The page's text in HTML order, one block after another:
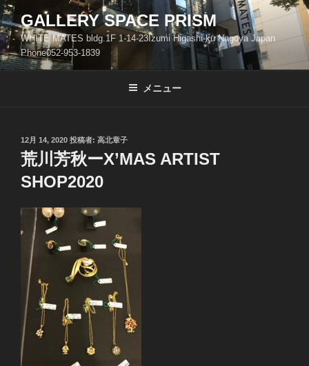
コ
ン
テ
ン
ツ
GALLERY SPACE PRISM
WHITE MATES bldg.1F 1-14-23Izumi Higashi-ku Nagoya Japan
Phone052-953-1839
メニュー
投
稿
日:
12月 14, 2020 投稿者: 高北章子
荒川芳秋ーX’MAS ARTIST
SHOP2020